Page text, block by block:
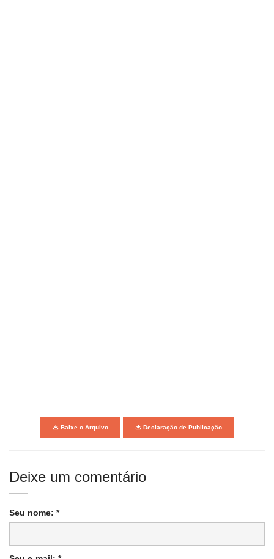
Baixe o Arquivo Declaração de Publicação
Deixe um comentário
Seu nome: *